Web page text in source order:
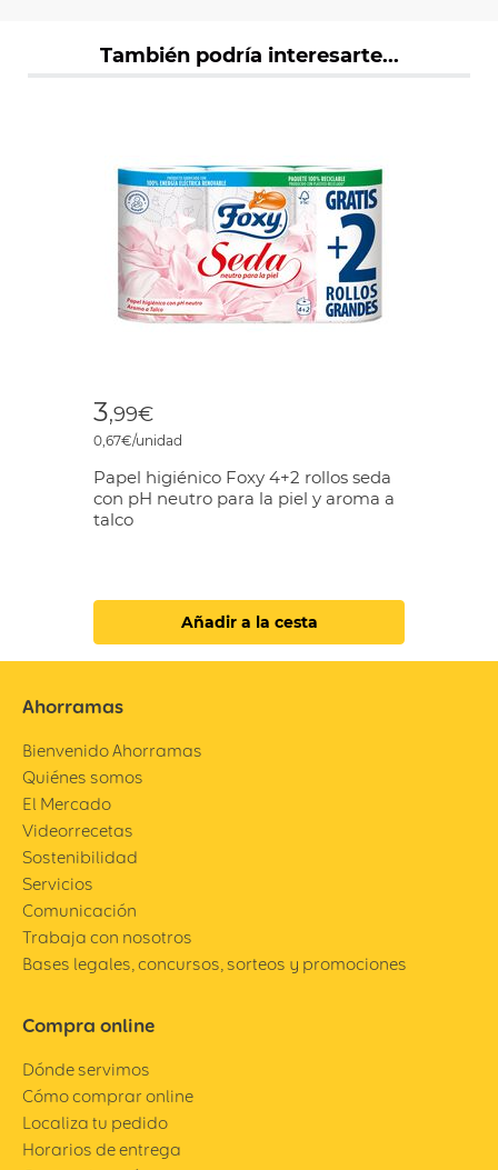
También podría interesarte...
3,99€
0,67€/unidad
Papel higiénico Foxy 4+2 rollos seda
con pH neutro para la piel y aroma a
talco
Añadir a la cesta
Ahorramas
Bienvenido Ahorramas
Quiénes somos
El Mercado
Videorrecetas
Sostenibilidad
Servicios
Comunicación
Trabaja con nosotros
Bases legales, concursos, sorteos y promociones
Compra online
Dónde servimos
Cómo comprar online
Localiza tu pedido
Horarios de entrega